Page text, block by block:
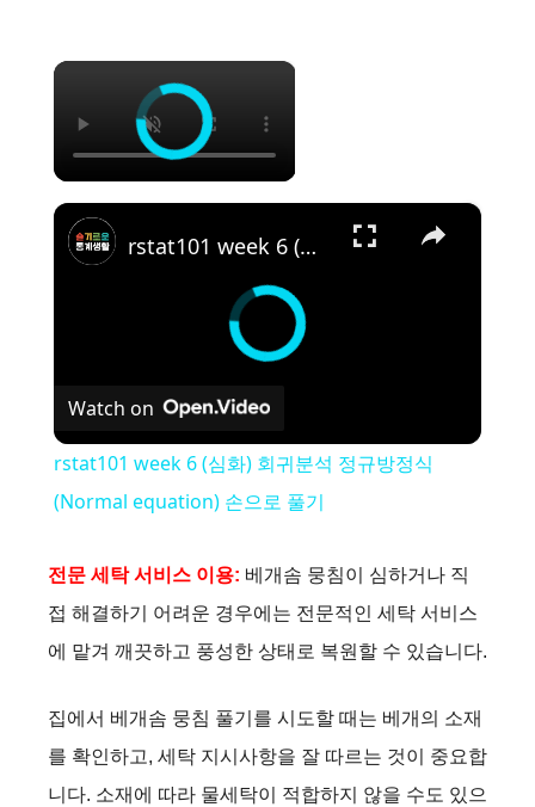
×
×
rstat101 week 6 (심화) 회귀분석 정규방정식(Normal equation) 손으로 풀기
Watch on
rstat101 week 6 (심화) 회귀분석 정규방정식
(Normal equation) 손으로 풀기
전문 세탁 서비스 이용: 베개솜 뭉침이 심하거나 직
접 해결하기 어려운 경우에는 전문적인 세탁 서비스
에 맡겨 깨끗하고 풍성한 상태로 복원할 수 있습니다.
집에서 베개솜 뭉침 풀기를 시도할 때는 베개의 소재
를 확인하고, 세탁 지시사항을 잘 따르는 것이 중요합
니다. 소재에 따라 물세탁이 적합하지 않을 수도 있으